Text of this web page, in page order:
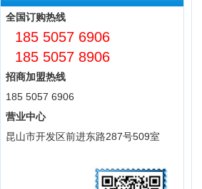
全国订购热线
185 5057 6906
185 5057 8906
招商加盟热线
185 5057 6906
营业中心
昆山市开发区前进东路287号509室